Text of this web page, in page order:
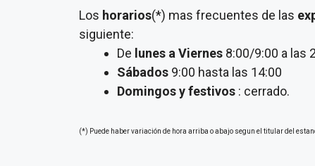
Los horarios(*) mas frecuentes de las
siguiente:
De lunes a Viernes 8:00/9:00 a las
Sábados 9:00 hasta las 14:00
Domingos y festivos : cerrado.
(*) Puede haber variación de hora arriba o abajo segun el titular del